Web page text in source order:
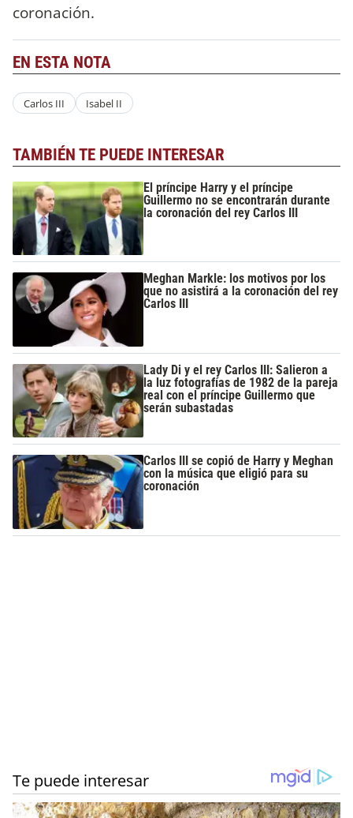
coronación.
EN ESTA NOTA
Carlos III Isabel II
TAMBIÉN TE PUEDE INTERESAR
El príncipe Harry y el príncipe
Guillermo no se encontrarán durante
la coronación del rey Carlos III
Meghan Markle: los motivos por los
que no asistirá a la coronación del rey
Carlos III
Lady Di y el rey Carlos III: Salieron a
la luz fotografías de 1982 de la pareja
real con el príncipe Guillermo que
serán subastadas
Carlos III se copió de Harry y Meghan
con la música que eligió para su
coronación